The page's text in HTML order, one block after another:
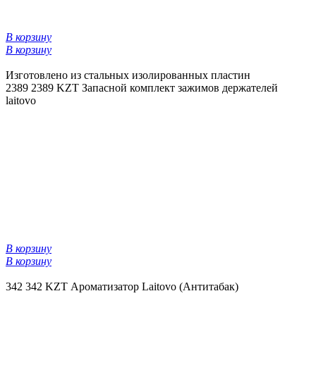
В корзину
В корзину
Изготовлено из стальных изолированных пластин
2389 2389 KZT Запасной комплект зажимов держателей
laitovo
В корзину
В корзину
342 342 KZT Ароматизатор Laitovo (Антитабак)